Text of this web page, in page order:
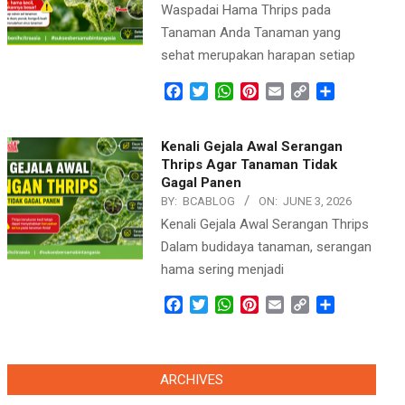
Waspadai Hama Thrips pada
Tanaman Anda Tanaman yang
sehat merupakan harapan setiap
Facebook
TwitterWhatsApp
Pinterest
Email Copy
Kenali Gejala Awal Serangan
Thrips Agar Tanaman Tidak
Gagal Panen
BY: BCABLOG ON: JUNE 3, 2026
Kenali Gejala Awal Serangan Thrips
Dalam budidaya tanaman, serangan
hama sering menjadi
Facebook
TwitterWhatsApp
Pinterest
Email Copy
ARCHIVES